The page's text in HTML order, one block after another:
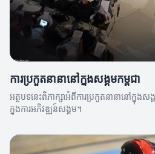
ការប្រកួតនានានៅក្នុងសង្គមកម្ពុជា
អត្ថបទនេះពិភាក្សាអំពីការប្រកួតនានានៅក្នុង
ក្នុងការអភិវឌ្ឍន៍សង្គម។